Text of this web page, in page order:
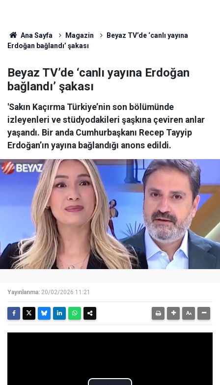
Ana Sayfa Magazin
Beyaz TV’de ‘canlı yayına
Erdoğan bağlandı’ şakası
Beyaz TV’de ‘canlı yayına Erdoğan
bağlandı’ şakası
'Sakın Kaçırma Türkiye’nin son bölümünde
izleyenleri ve stüdyodakileri şaşkına çeviren anlar
yaşandı. Bir anda Cumhurbaşkanı Recep Tayyip
Erdoğan’ın yayına bağlandığı anons edildi.
Yayınlanma: 20/02/2026 11:21